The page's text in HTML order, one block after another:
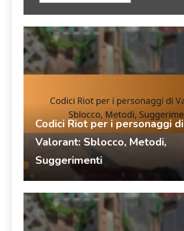
Codici Riot per i personaggi di
Valorant: Sblocco, Metodi,
Suggerimenti
Riscatto del Codice Riot Talia Rivers